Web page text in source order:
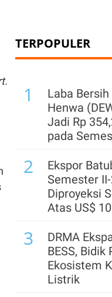
TERPOPULER
1
Laba
Henwa
Jadi Rp
pada
2
Ekspor
Semester
Diproyeksi
Atas US$
3
DRMA
BESS, Bidik
Ekosistem
Listrik